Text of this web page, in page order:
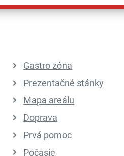
Gastro zóna
Prezentačné stánky
Mapa areálu
Doprava
Prvá pomoc
Počasie